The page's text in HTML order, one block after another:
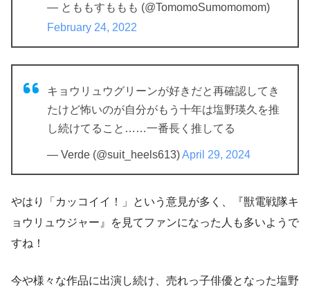
— とももすももも (@TomomoSumomomom)
February 24, 2022
キョウリュウグリーンが好きだと再確認してき
たけど怖いのが自分がもう十年は塩野瑛久を推
し続けてること……一番長く推してる
— Verde (@suit_heels613)April 29, 2024
やはり「カッコイイ！」という意見が多く、
『獣電戦隊キ
ョウリュウジャー』を見てファンになった人も多いようで
すね！
今や様々な作品に出演し続け、売れっ子俳優となった塩野